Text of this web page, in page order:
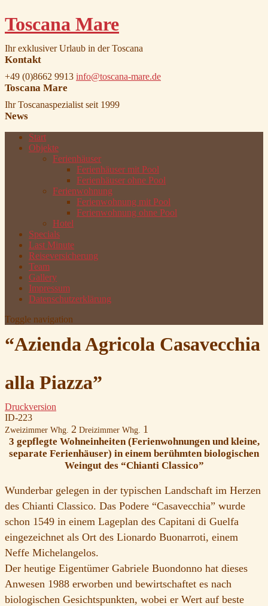
Toscana Mare
Ihr exklusiver Urlaub in der Toscana
Kontakt
+49 (0)8662 9913 info@toscana-mare.de
Toscana Mare
Ihr Toscanaspezialist seit 1999
News
Start
Objekte
Ferienhäuser
Ferienhäuser mit Pool
Ferienhäuser ohne Pool
Ferienwohnung
Ferienwohnung mit Pool
Ferienwohnung ohne Pool
Hotel
Specials
Last Minute
Reiseversicherung
Team
Gallery
Impressum
Datenschutzerklärung
Toggle navigation
“Azienda Agricola Casavecchia
alla Piazza”
Druckversion
ID-223
Zweizimmer Whg. 2 Dreizimmer Whg. 1
3 gepflegte Wohneinheiten (Ferienwohnungen und kleine,
separate Ferienhäuser) in einem berühmten biologischen
Weingut des “Chianti Classico”
Wunderbar gelegen in der typischen Landschaft im Herzen
des Chianti Classico. Das Podere “Casavecchia” wurde
schon 1549 in einem Lageplan des Capitani di Guelfa
eingezeichnet als Ort des Lionardo Buonarroti, einem
Neffe Michelangelos.
Der heutige Eigentümer Gabriele Buondonno hat dieses
Anwesen 1988 erworben und bewirtschaftet es nach
biologischen Gesichtspunkten, wobei er Wert auf beste